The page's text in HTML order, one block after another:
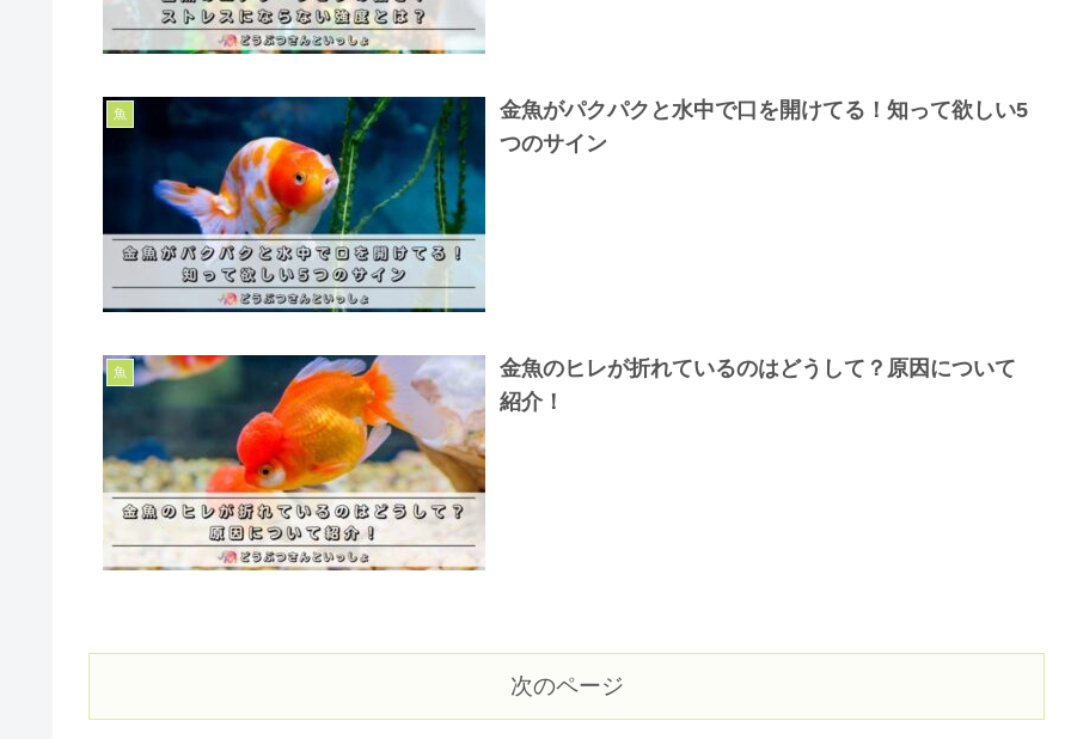
魚
金魚がパクパクと水中で口を開けてる！知って欲しい5
つのサイン
魚
金魚のヒレが折れているのはどうして？原因について
紹介！
次のページ